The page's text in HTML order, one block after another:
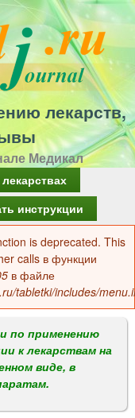
лекарств,
Медикал
инструкции
is deprecated. This
calls в функции
в файле
tabletki/includes/
по применению
к лекарствам на
виде, в